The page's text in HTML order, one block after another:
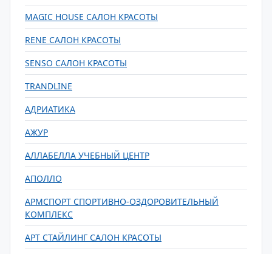
MAGIC HOUSE САЛОН КРАСОТЫ
RENE САЛОН КРАСОТЫ
SENSO САЛОН КРАСОТЫ
TRANDLINE
АДРИАТИКА
АЖУР
АЛЛАБЕЛЛА УЧЕБНЫЙ ЦЕНТР
АПОЛЛО
АРМСПОРТ СПОРТИВНО-ОЗДОРОВИТЕЛЬНЫЙ
КОМПЛЕКС
АРТ СТАЙЛИНГ САЛОН КРАСОТЫ